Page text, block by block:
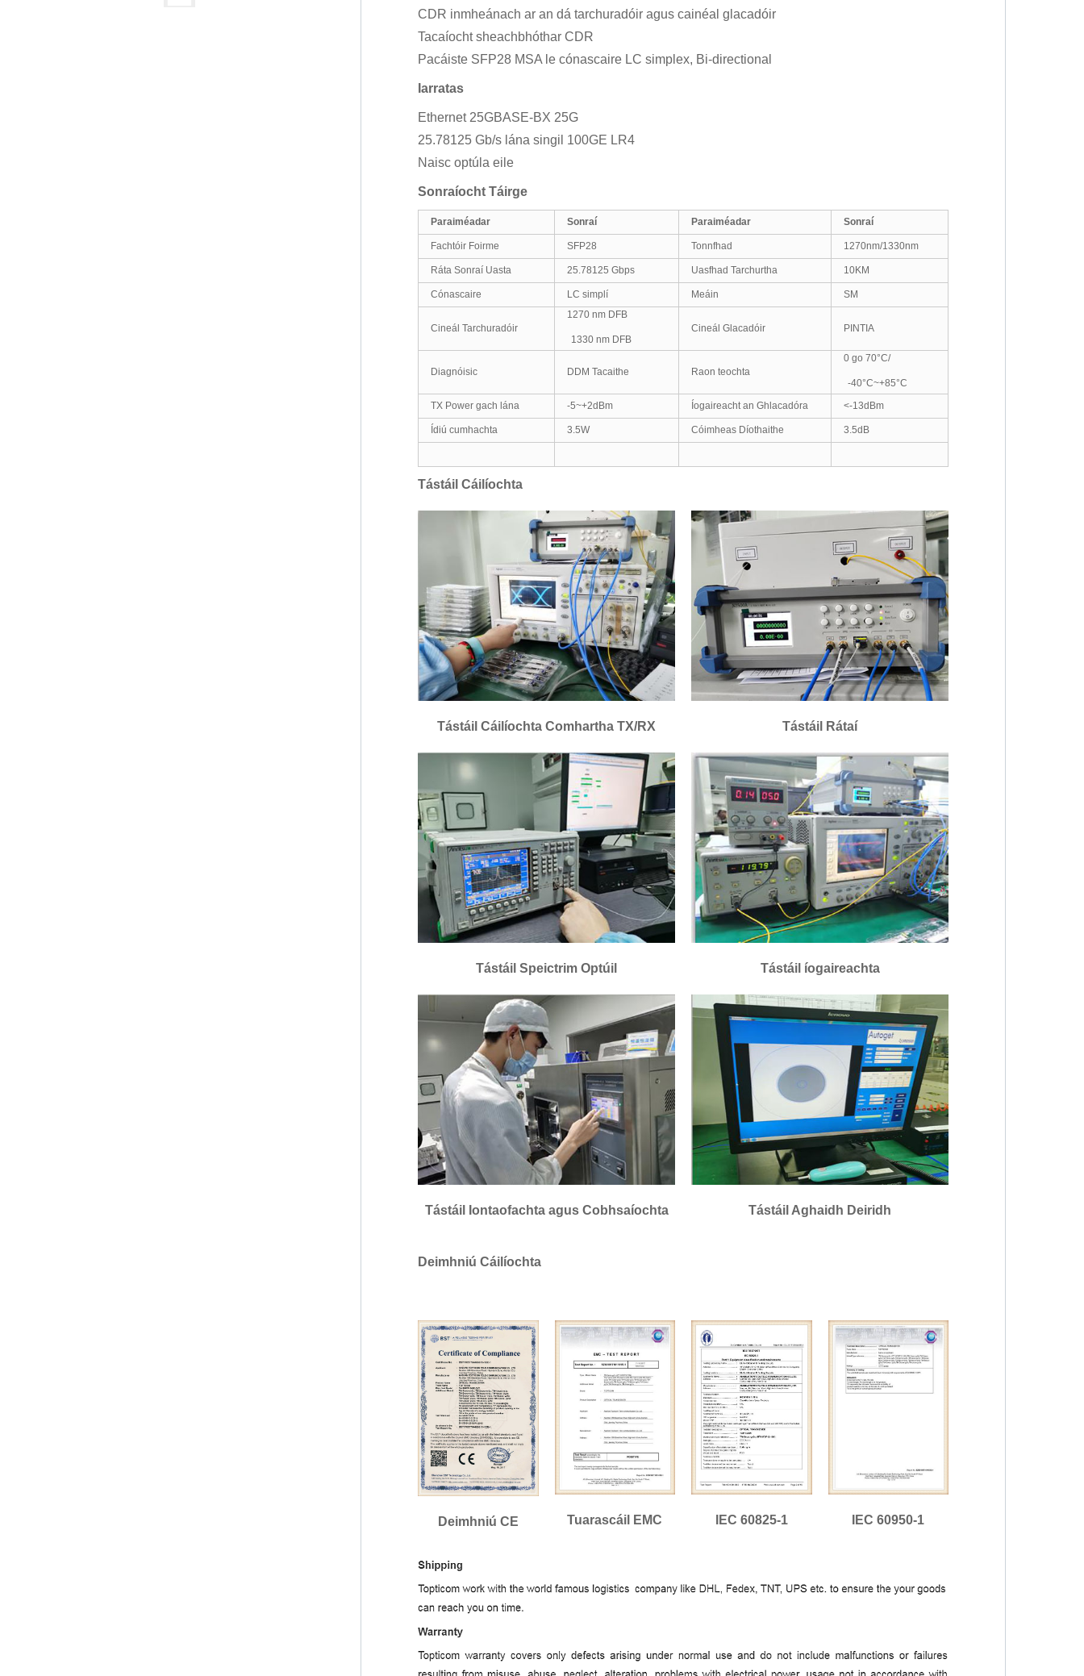
CDR inmheánach ar an dá tarchuradóir agus cainéal glacadóir
Tacaíocht sheachbhóthar CDR
Pacáiste SFP28 MSA le cónascaire LC simplex, Bi-directional
Iarratas
Ethernet 25GBASE-BX 25G
25.78125 Gb/s lána singil 100GE LR4
Naisc optúla eile
Sonraíocht Táirge
Paraiméadar Sonraí Paraiméadar Sonraí
Fachtóir Foirme SFP28 Tonnfhad 1270nm/1330nm
Ráta Sonraí Uasta 25.78125 Gbps Uasfhad Tarchurtha 10KM
Cónascaire LC simplí Meáin SM
Cineál Tarchuradóir
1270 nm DFB
1330 nm DFB
Cineál Glacadóir PINTIA
Diagnóisic DDM Tacaithe Raon teochta
0 go 70°C/
-40°C~+85°C
TX Power gach lána
-5~+2dBm Íogaireacht an Ghlacadóra <-13dBm
Ídiú cumhachta 3.5W Cóimheas Díothaithe 3.5dB
Tástáil Cáilíochta
Tástáil Cáilíochta Comhartha TX/RX Tástáil Rátaí
Tástáil Speictrim Optúil Tástáil íogaireachta
Tástáil Iontaofachta agus Cobhsaíochta Tástáil Aghaidh Deiridh
Deimhniú Cáilíochta
Deimhniú CE Tuarascáil EMC IEC 60825-1 IEC 60950-1